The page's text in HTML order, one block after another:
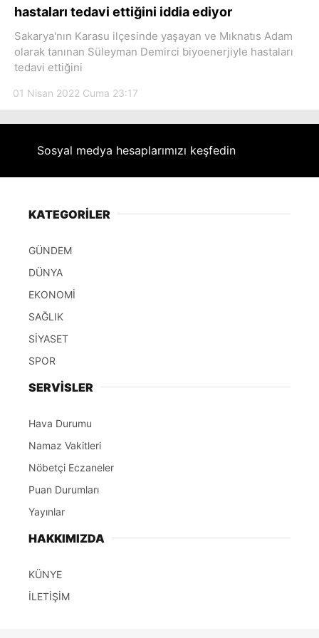
Hattı
Instagram
hastaları tedavi ettiğini iddia ediyor
Sakarya'nın Karasu ilçesinde yaşayan ve Mıknatıs Adam
olarak tanınan Süleyman Demirci biyoenerjiyle hastaları
tedavi ettiğini
01 Nisan 2022 Cuma 23:17
Sosyal medya hesaplarımızı keşfedin
KATEGORİLER
GÜNDEM
DÜNYA
EKONOMİ
SAĞLIK
SİYASET
SPOR
SERVİSLER
Hava Durumu
Namaz Vakitleri
Nöbetçi Eczaneler
Puan Durumları
Yayınlar
HAKKIMIZDA
KÜNYE
İLETİŞİM